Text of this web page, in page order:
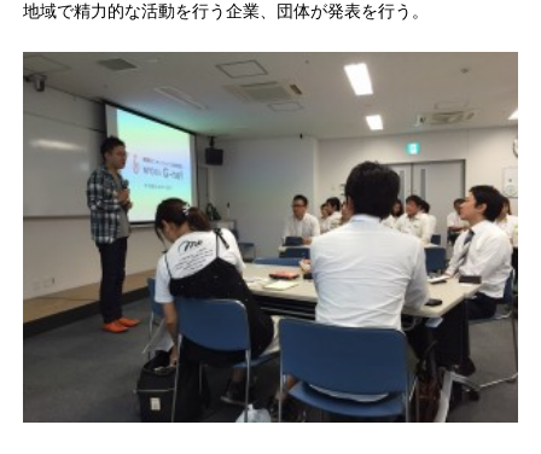
地域で精力的な活動を行う企業、団体が発表を行う。